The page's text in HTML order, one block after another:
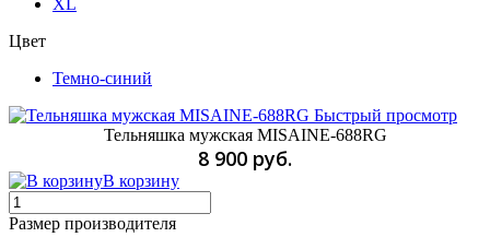
Цвет
Темно-синий
Быстрый просмотр
Тельняшка мужская MISAINE-688RG
8 900 руб.
В корзину
Размер производителя